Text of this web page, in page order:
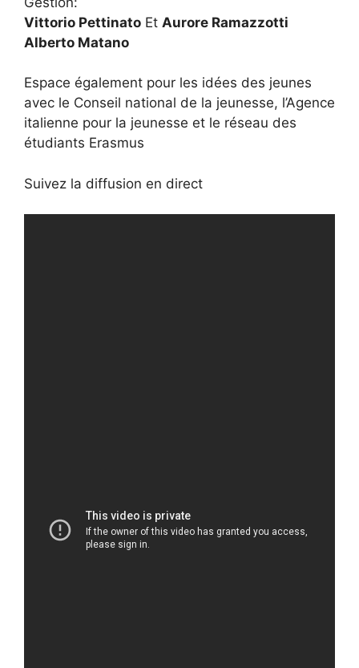
Vittorio Pettinato Et Aurore Ramazzotti
Alberto Matano
Espace également pour les idées des jeunes
avec le Conseil national de la jeunesse, l’Agence
italienne pour la jeunesse et le réseau des
étudiants Erasmus
Suivez la diffusion en direct